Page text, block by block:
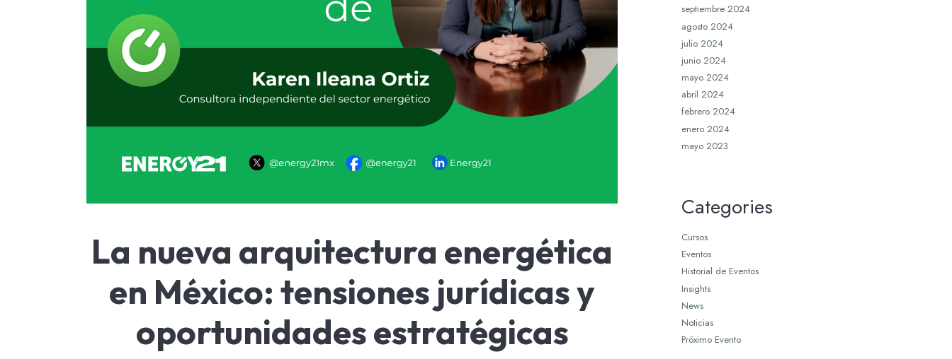
La nueva arquitectura energética
en México: tensiones jurídicas y
oportunidades estratégicas
septiembre 2024
agosto 2024
julio 2024
junio 2024
mayo 2024
abril 2024
febrero 2024
enero 2024
mayo 2023
Categories
Cursos
Eventos
Historial de Eventos
Insights
News
Noticias
Próximo Evento